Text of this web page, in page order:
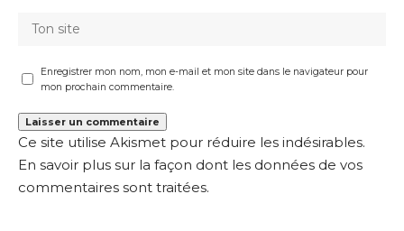
Enregistrer mon nom, mon e-mail et mon site dans le navigateur pour
mon prochain commentaire.
Ce site utilise Akismet pour réduire les indésirables.
En savoir plus sur la façon dont les données de vos
commentaires sont traitées.